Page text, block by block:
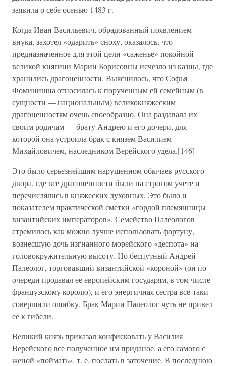
заявила о себе осенью 1483 г.
Когда Иван Васильевич, обрадованный появлением
внука, захотел «одарить» сноху, оказалось, что
предназначенное для этой цели «саженье» покойной
великой княгини Марии Борисовны исчезло из казны, где
хранились драгоценности. Выяснилось, что Софья
Фоминишна относилась к порученным ей семейным (в
сущности — национальным) великокняжеским
драгоценностям очень своеобразно. Она раздавала их
своим родичам — брату Андрею и его дочери, для
которой она устроила брак с князем Василием
Михайловичем, наследником Верейского удела.[146]
Это было серьезнейшим нарушенном обычаев русского
двора, где все драгоценности были на строгом учете и
перечислялись в княжеских духовных. Это было и
показателем практической сметки «гордой племянницы
византийских императоров». Семейство Палеологов
стремилось как можно лучше использовать фортуну,
вознесшую дочь изгнанного морейского «деспота» на
головокружительную высоту. Но беспутный Андрей
Палеолог, торговавший византийской «короной» (он по
очереди продавал ее европейским государям, в том числе
французскому королю), и его энергичная сестра все-таки
совершили ошибку. Брак Марии Палеолог чуть не привел
ее к гибели.
Великий князь приказал конфисковать у Василия
Верейского все полученное им приданое, а его самого с
женой «поймать», т. е. послать в заточение. В последнюю